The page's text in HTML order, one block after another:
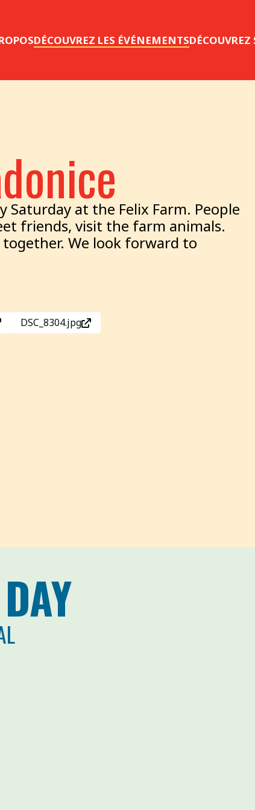
DÉCOUVREZ LES ÉVÉNEMENTS
Saturday at the Felix Farm. People
friends, visit the farm animals.
We look forward to
DSC_8304.jpg